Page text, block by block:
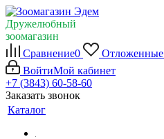
Дружелюбный
зоомагазин
Сравнение0 Отложенные
ВойтиМой кабинет
+7 (3843) 60-58-60
Заказать звонок
Каталог